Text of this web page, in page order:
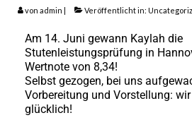
von admin Veröffentlicht in:
Am 14. Juni gewann Kaylah die
Stutenleistungsprüfung in
Wertnote von 8,34!
Selbst gezogen, bei uns
Vorbereitung und Vorstellung:
glücklich!